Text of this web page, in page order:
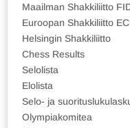
Maailman Shakkiliitto
Euroopan Shakkiliitto
Helsingin Shakkiliitto
Chess Results
Selolista
Elolista
Selo- ja
Olympiakomitea